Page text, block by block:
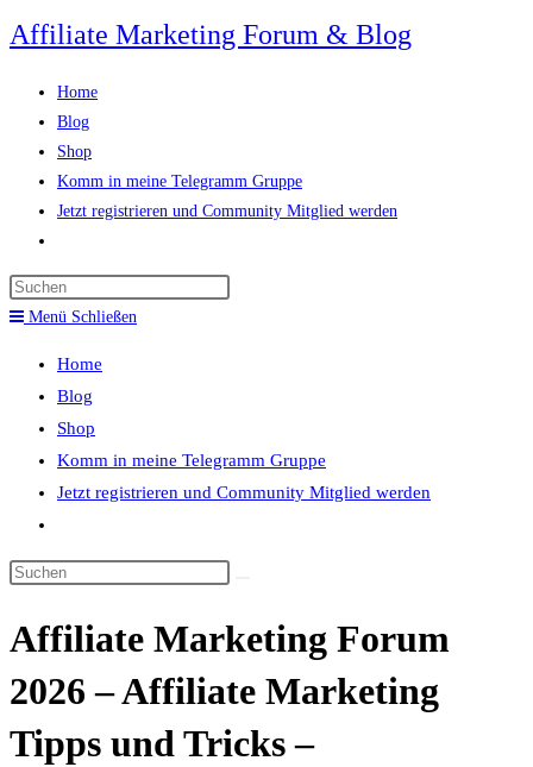
Zum
Inhalt
springen
Affiliate Marketing Forum & Blog
Home
Blog
Shop
Komm in meine Telegramm Gruppe
Jetzt registrieren und Community Mitglied werden
umschalten
panel.
Menü Schließen
Home
Blog
Shop
Komm in meine Telegramm Gruppe
Jetzt registrieren und Community Mitglied werden
umschalten
Diese
durchsuchen
Affiliate Marketing Forum
2026 – Affiliate Marketing
Tipps und Tricks –